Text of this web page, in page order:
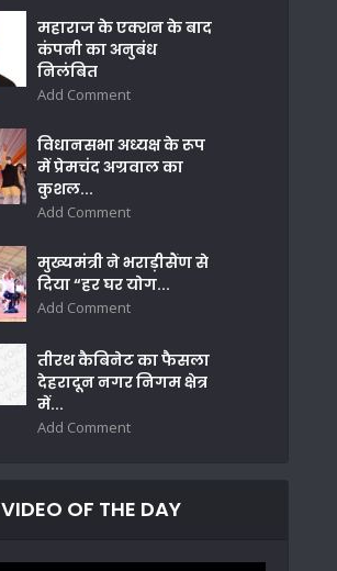
महाराज के एक्शन के बाद
कंपनी का अनुबंध
निलंबित
Add Comment
विधानसभा अध्यक्ष के रूप
में प्रेमचंद अग्रवाल का
कुशल...
Add Comment
मुख्यमंत्री ने भराड़ीसैंण से
दिया “हर घर योग...
Add Comment
तीरथ कैबिनेट का फैसला
देहरादून नगर निगम क्षेत्र
में...
Add Comment
VIDEO OF THE DAY